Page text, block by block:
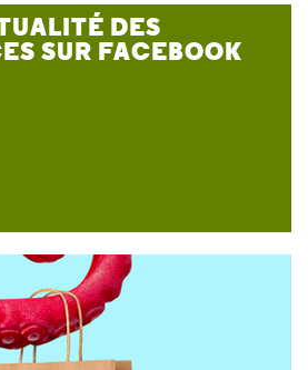
DES
SUR FACEBOOK